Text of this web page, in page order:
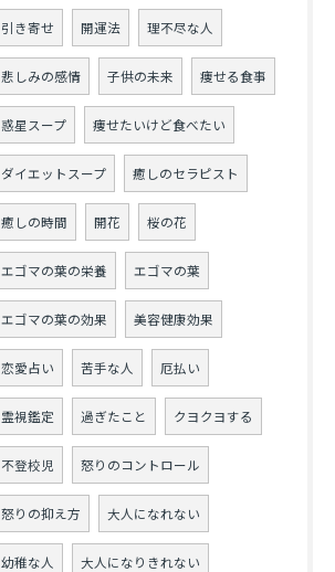
引き寄せ 開運法 理不尽な人
悲しみの感情 子供の未来 痩せる食事
惑星スープ 痩せたいけど食べたい
ダイエットスープ 癒しのセラピスト
癒しの時間 開花 桜の花
エゴマの葉の栄養 エゴマの葉
エゴマの葉の効果 美容健康効果
恋愛占い 苦手な人 厄払い
霊視鑑定 過ぎたこと クヨクヨする
不登校児 怒りのコントロール
怒りの抑え方 大人になれない
幼稚な人 大人になりきれない